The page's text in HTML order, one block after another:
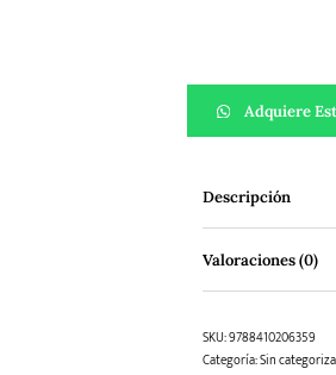
Adquiere
Descripción
Valoraciones (0)
SKU:9788410206359
Categoría:Sin